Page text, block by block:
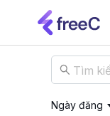
Ngày đăng